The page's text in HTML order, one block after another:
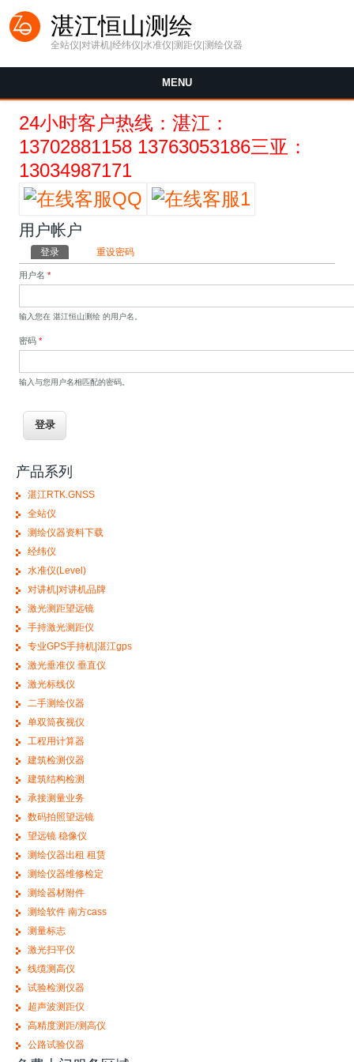
湛江恒山测绘
全站仪|对讲机|经纬仪|水准仪|测距仪|测绘仪器
MENU
24小时客户热线：湛江：
13702881158 13763053186三亚：
13034987171
用户帐户
Primary tabs
登录 (active tab)重设密码
用户名*
输入您在 湛江恒山测绘 的用户名。
密码*
输入与您用户名相匹配的密码。
产品系列
湛江RTK.GNSS
全站仪
测绘仪器资料下载
经纬仪
水准仪(Level)
对讲机|对讲机品牌
激光测距望远镜
手持激光测距仪
专业GPS手持机|湛江gps
激光垂准仪 垂直仪
激光标线仪
二手测绘仪器
单双筒夜视仪
工程用计算器
建筑检测仪器
建筑结构检测
承接测量业务
数码拍照望远镜
望远镜 稳像仪
测绘仪器出租 租赁
测绘仪器维修检定
测绘器材附件
测绘软件 南方cass
测量标志
激光扫平仪
线缆测高仪
试验检测仪器
超声波测距仪
高精度测距/测高仪
公路试验仪器